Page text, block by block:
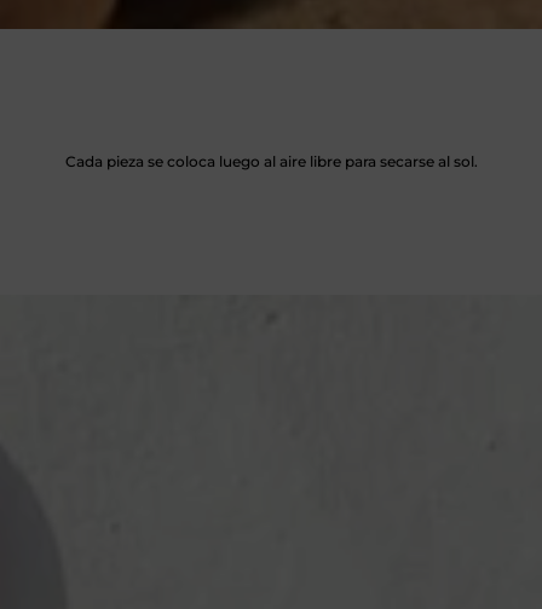
Cada pieza se coloca luego al aire libre para secarse al sol.